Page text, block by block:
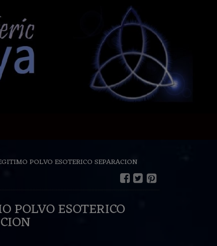
POLVO ESOTERICO SEPARACION
POLVO ESOTERICO